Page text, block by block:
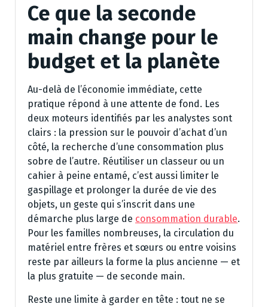
Ce que la seconde
main change pour le
budget et la planète
Au-delà de l’économie immédiate, cette
pratique répond à une attente de fond. Les
deux moteurs identifiés par les analystes sont
clairs : la pression sur le pouvoir d’achat d’un
côté, la recherche d’une consommation plus
sobre de l’autre. Réutiliser un classeur ou un
cahier à peine entamé, c’est aussi limiter le
gaspillage et prolonger la durée de vie des
objets, un geste qui s’inscrit dans une
démarche plus large de consommation durable.
Pour les familles nombreuses, la circulation du
matériel entre frères et sœurs ou entre voisins
reste par ailleurs la forme la plus ancienne — et
la plus gratuite — de seconde main.
Reste une limite à garder en tête : tout ne se